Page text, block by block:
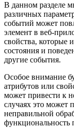
В данном разделе
различных
событий может
элемент в веб-
свойства, которые
состояния и
другие события.
Особое внимание
атрибутов или
может привести к
случаях это может
неправильной
функциональность